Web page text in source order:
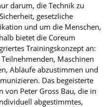
darum, die Technik zu
gesetzliche
und um die Menschen,
bietet die Coreum
Trainingskonzept an:
Maschinen
Abläufe abzustimmen und
Das begeisterte
Peter Gross Bau, die in
abgestimmtes,